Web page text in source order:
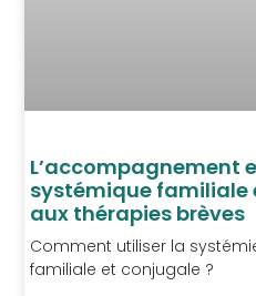
L’accompagnement
systémique familiale
aux thérapies brèves
Comment utiliser la
familiale et conjugale ?